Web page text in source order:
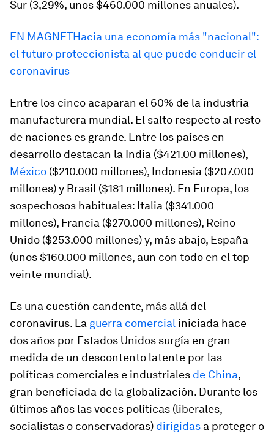
Sur (3,29%, unos $460.000 millones anuales).
EN MAGNETHacia una economía más "nacional":
el futuro proteccionista al que puede conducir el
coronavirus
Entre los cinco acaparan el 60% de la industria
manufacturera mundial. El salto respecto al resto
de naciones es grande. Entre los países en
desarrollo destacan la India ($421.00 millones),
México ($210.000 millones), Indonesia ($207.000
millones) y Brasil ($181 millones). En Europa, los
sospechosos habituales: Italia ($341.000
millones), Francia ($270.000 millones), Reino
Unido ($253.000 millones) y, más abajo, España
(unos $160.000 millones, aun con todo en el top
veinte mundial).
Es una cuestión candente, más allá del
coronavirus. La guerra comercial iniciada hace
dos años por Estados Unidos surgía en gran
medida de un descontento latente por las
políticas comerciales e industriales de China,
gran beneficiada de la globalización. Durante los
últimos años las voces políticas (liberales,
socialistas o conservadoras) dirigidas a proteger o